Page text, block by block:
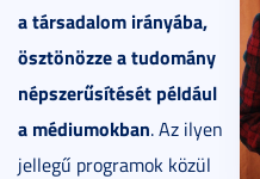
a társadalom irányába,
ösztönözze a tudomány
népszerűsítését például
a médiumokban. Az ilyen
jellegű programok közül